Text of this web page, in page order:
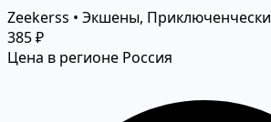
Zeekerss • Экшены,
385 ₽
Цена в регионе Россия